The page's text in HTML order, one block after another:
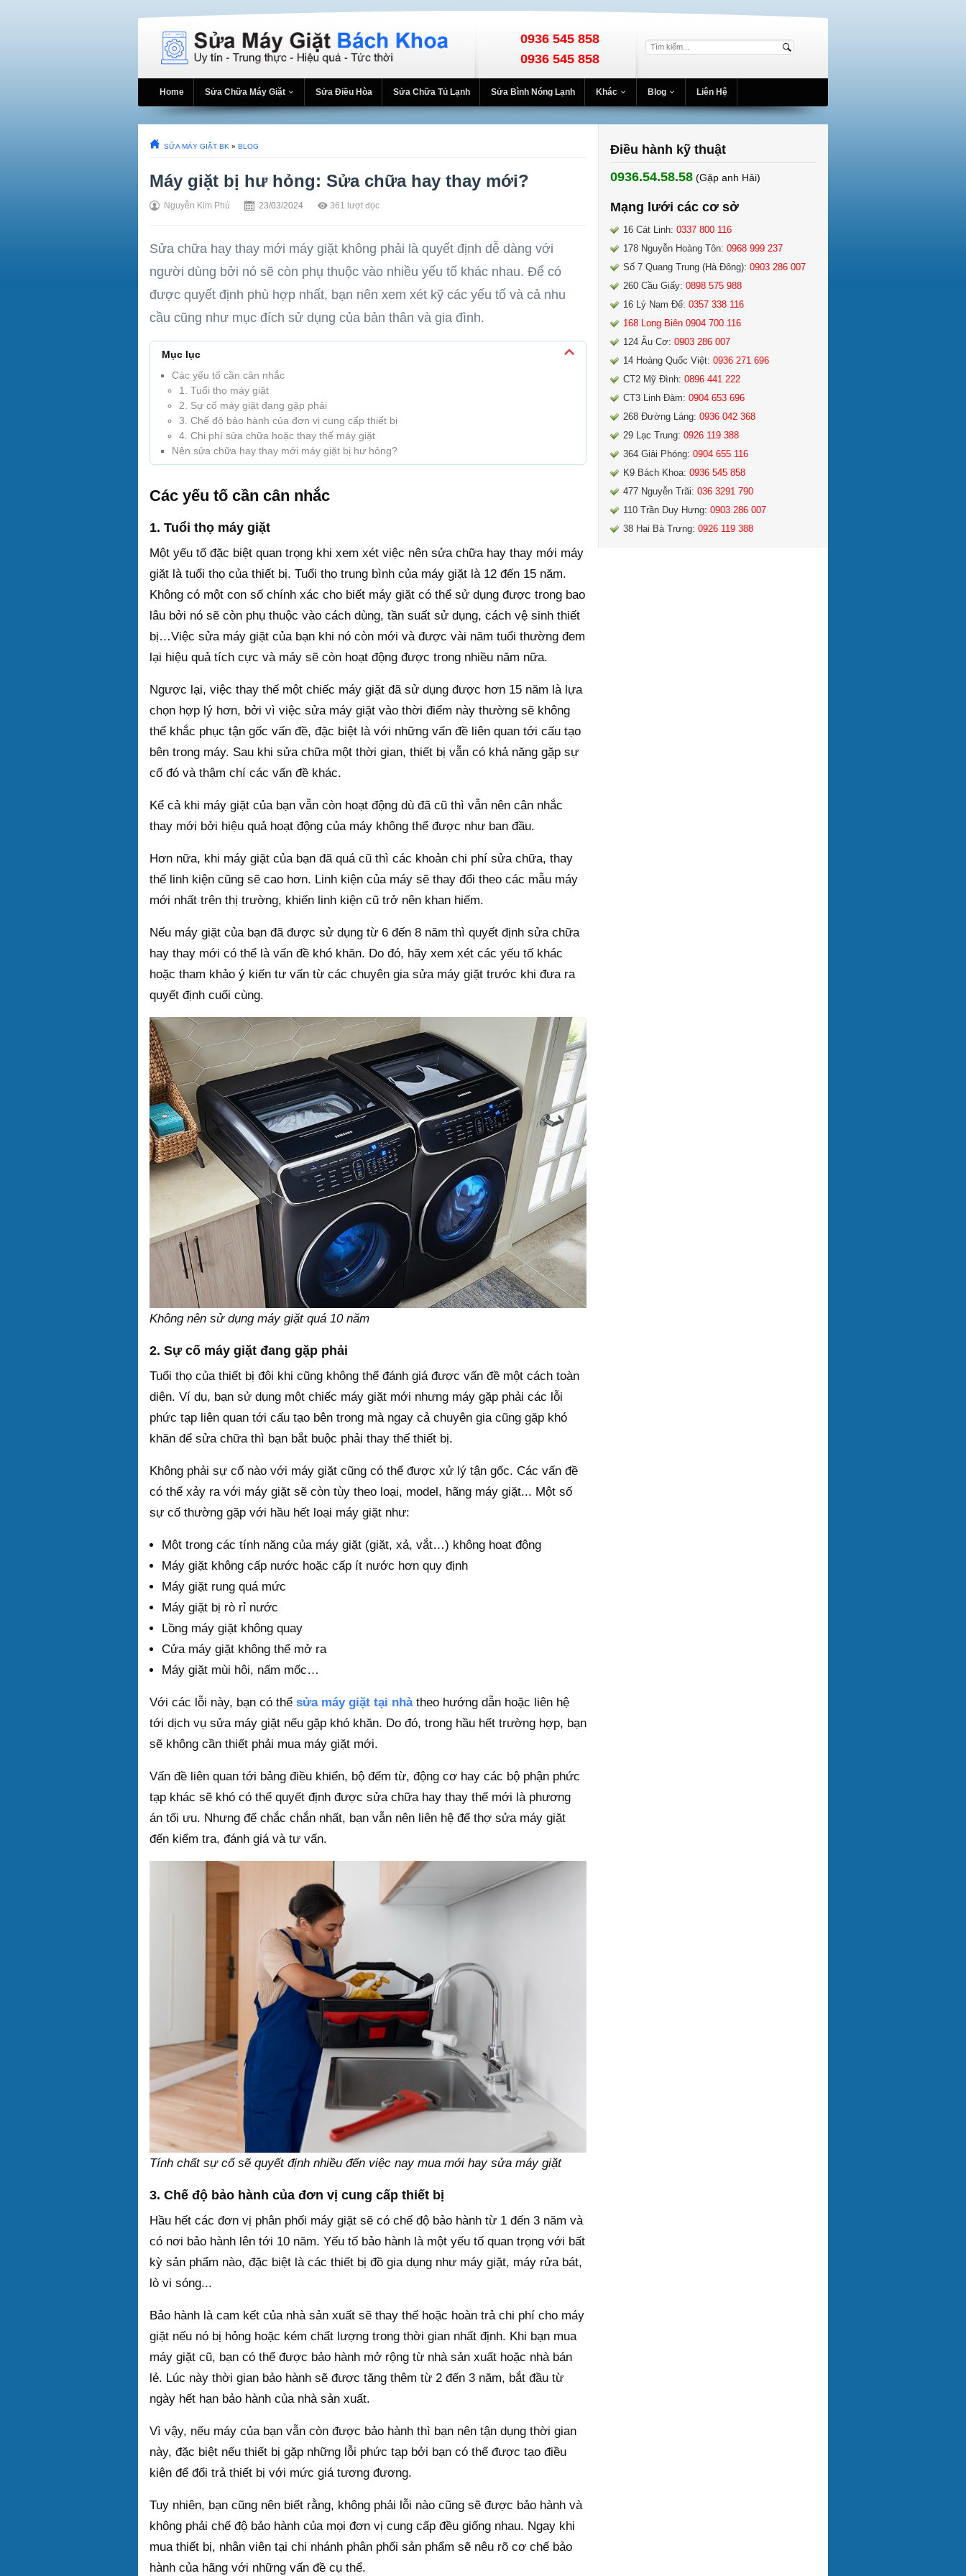
0936 545 858
0936 545 858
Home Sửa Chữa Máy Giặt Sửa Điều Hòa Sửa Chữa Tủ Lạnh Sửa Bình Nóng Lạnh Khác Blog Liên Hệ
SỬA MÁY GIẶT BK » BLOG
Máy giặt bị hư hỏng: Sửa chữa hay thay mới?
Nguyễn Kim Phú 23/03/2024 361 lượt đọc
Sửa chữa hay thay mới máy giặt không phải là quyết định dễ dàng với
người dùng bởi nó sẽ còn phụ thuộc vào nhiều yếu tố khác nhau. Để có
được quyết định phù hợp nhất, bạn nên xem xét kỹ các yếu tố và cả nhu
cầu cũng như mục đích sử dụng của bản thân và gia đình.
Mục lục
Các yếu tố cần cân nhắc
1. Tuổi thọ máy giặt
2. Sự cố máy giặt đang gặp phải
3. Chế độ bảo hành của đơn vị cung cấp thiết bị
4. Chi phí sửa chữa hoặc thay thế máy giặt
Nên sửa chữa hay thay mới máy giặt bị hư hỏng?
Các yếu tố cần cân nhắc
1. Tuổi thọ máy giặt
Một yếu tố đặc biệt quan trọng khi xem xét việc nên sửa chữa hay thay mới máy
giặt là tuổi thọ của thiết bị. Tuổi thọ trung bình của máy giặt là 12 đến 15 năm.
Không có một con số chính xác cho biết máy giặt có thể sử dụng được trong bao
lâu bởi nó sẽ còn phụ thuộc vào cách dùng, tần suất sử dụng, cách vệ sinh thiết
bị…Việc sửa máy giặt của bạn khi nó còn mới và được vài năm tuổi thường đem
lại hiệu quả tích cực và máy sẽ còn hoạt động được trong nhiều năm nữa.
Ngược lại, việc thay thế một chiếc máy giặt đã sử dụng được hơn 15 năm là lựa
chọn hợp lý hơn, bởi vì việc sửa máy giặt vào thời điểm này thường sẽ không
thể khắc phục tận gốc vấn đề, đặc biệt là với những vấn đề liên quan tới cấu tạo
bên trong máy. Sau khi sửa chữa một thời gian, thiết bị vẫn có khả năng gặp sự
cố đó và thậm chí các vấn đề khác.
Kể cả khi máy giặt của bạn vẫn còn hoạt động dù đã cũ thì vẫn nên cân nhắc
thay mới bởi hiệu quả hoạt động của máy không thể được như ban đầu.
Hơn nữa, khi máy giặt của bạn đã quá cũ thì các khoản chi phí sửa chữa, thay
thế linh kiện cũng sẽ cao hơn. Linh kiện của máy sẽ thay đổi theo các mẫu máy
mới nhất trên thị trường, khiến linh kiện cũ trở nên khan hiếm.
Nếu máy giặt của bạn đã được sử dụng từ 6 đến 8 năm thì quyết định sửa chữa
hay thay mới có thể là vấn đề khó khăn. Do đó, hãy xem xét các yếu tố khác
hoặc tham khảo ý kiến tư vấn từ các chuyên gia sửa máy giặt trước khi đưa ra
quyết định cuối cùng.
Không nên sử dụng máy giặt quá 10 năm
2. Sự cố máy giặt đang gặp phải
Tuổi thọ của thiết bị đôi khi cũng không thể đánh giá được vấn đề một cách toàn
diện. Ví dụ, bạn sử dụng một chiếc máy giặt mới nhưng máy gặp phải các lỗi
phức tạp liên quan tới cấu tạo bên trong mà ngay cả chuyên gia cũng gặp khó
khăn để sửa chữa thì bạn bắt buộc phải thay thế thiết bị.
Không phải sự cố nào với máy giặt cũng có thể được xử lý tận gốc. Các vấn đề
có thể xảy ra với máy giặt sẽ còn tùy theo loại, model, hãng máy giặt... Một số
sự cố thường gặp với hầu hết loại máy giặt như:
Một trong các tính năng của máy giặt (giặt, xả, vắt…) không hoạt động
Máy giặt không cấp nước hoặc cấp ít nước hơn quy định
Máy giặt rung quá mức
Máy giặt bị rò rỉ nước
Lồng máy giặt không quay
Cửa máy giặt không thể mở ra
Máy giặt mùi hôi, nấm mốc…
Với các lỗi này, bạn có thể sửa máy giặt tại nhàtheo hướng dẫn hoặc liên hệ
tới dịch vụ sửa máy giặt nếu gặp khó khăn. Do đó, trong hầu hết trường hợp, bạn
sẽ không cần thiết phải mua máy giặt mới.
Vấn đề liên quan tới bảng điều khiển, bộ đếm từ, động cơ hay các bộ phận phức
tạp khác sẽ khó có thể quyết định được sửa chữa hay thay thế mới là phương
án tối ưu. Nhưng để chắc chắn nhất, bạn vẫn nên liên hệ để thợ sửa máy giặt
đến kiểm tra, đánh giá và tư vấn.
Tính chất sự cố sẽ quyết định nhiều đến việc nay mua mới hay sửa máy giặt
3. Chế độ bảo hành của đơn vị cung cấp thiết bị
Hầu hết các đơn vị phân phối máy giặt sẽ có chế độ bảo hành từ 1 đến 3 năm và
có nơi bảo hành lên tới 10 năm. Yếu tố bảo hành là một yếu tố quan trọng với bất
kỳ sản phẩm nào, đặc biệt là các thiết bị đồ gia dụng như máy giặt, máy rửa bát,
lò vi sóng...
Bảo hành là cam kết của nhà sản xuất sẽ thay thế hoặc hoàn trả chi phí cho máy
giặt nếu nó bị hỏng hoặc kém chất lượng trong thời gian nhất định. Khi bạn mua
máy giặt cũ, bạn có thể được bảo hành mở rộng từ nhà sản xuất hoặc nhà bán
lẻ. Lúc này thời gian bảo hành sẽ được tăng thêm từ 2 đến 3 năm, bắt đầu từ
ngày hết hạn bảo hành của nhà sản xuất.
Vì vậy, nếu máy của bạn vẫn còn được bảo hành thì bạn nên tận dụng thời gian
này, đặc biệt nếu thiết bị gặp những lỗi phức tạp bởi bạn có thể được tạo điều
kiện để đổi trả thiết bị với mức giá tương đương.
Tuy nhiên, bạn cũng nên biết rằng, không phải lỗi nào cũng sẽ được bảo hành và
không phải chế độ bảo hành của mọi đơn vị cung cấp đều giống nhau. Ngay khi
mua thiết bị, nhân viên tại chi nhánh phân phối sản phẩm sẽ nêu rõ cơ chế bảo
hành của hãng với những vấn đề cụ thể.
Điều hành kỹ thuật
0936.54.58.58(Gặp anh Hải) ​
Mạng lưới các cơ sở
16 Cát Linh: 0337 800 116
178 Nguyễn Hoàng Tôn: 0968 999 237
Số 7 Quang Trung (Hà Đông): 0903 286 007
260 Cầu Giấy: 0898 575 988
16 Lý Nam Đế: 0357 338 116
168 Long Biên 0904 700 116
124 Âu Cơ: 0903 286 007
14 Hoàng Quốc Việt: 0936 271 696
CT2 Mỹ Đình: 0896 441 222
CT3 Linh Đàm: 0904 653 696
268 Đường Láng: 0936 042 368
29 Lạc Trung: 0926 119 388
364 Giải Phóng: 0904 655 116
K9 Bách Khoa: 0936 545 858
477 Nguyễn Trãi: 036 3291 790
110 Trần Duy Hưng: 0903 286 007
38 Hai Bà Trưng: 0926 119 388